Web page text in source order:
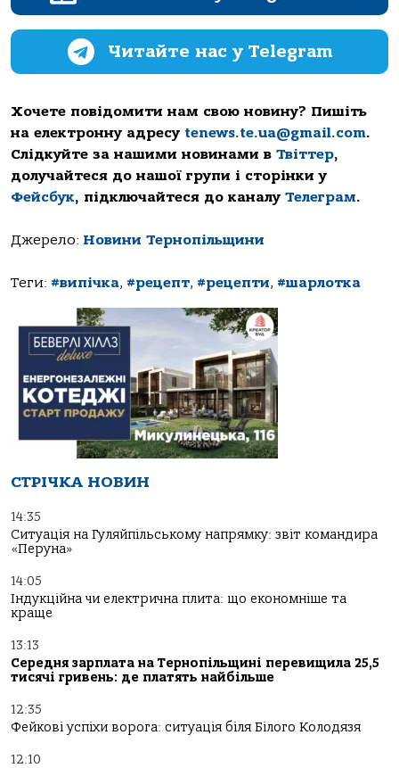
Читайте нас у Telegram
Хочете повідомити нам свою новину? Пишіть
на електронну адресу tenews.te.ua@gmail.com.
Слідкуйте за нашими новинами в Твіттер,
долучайтеся до нашої групи і сторінки у
Фейсбук, підключайтеся до каналу Телеграм.
Джерело: Новини Тернопільщини
Теги: #випічка, #рецепт, #рецепти, #шарлотка
СТРІЧКА НОВИН
14:35
Ситуація на Гуляйпільському напрямку: звіт командира
«Перуна»
14:05
Індукційна чи електрична плита: що економніше та
краще
13:13
Середня зарплата на Тернопільщині перевищила 25,5
тисячі гривень: де платять найбільше
12:35
Фейкові успіхи ворога: ситуація біля Білого Колодязя
12:10